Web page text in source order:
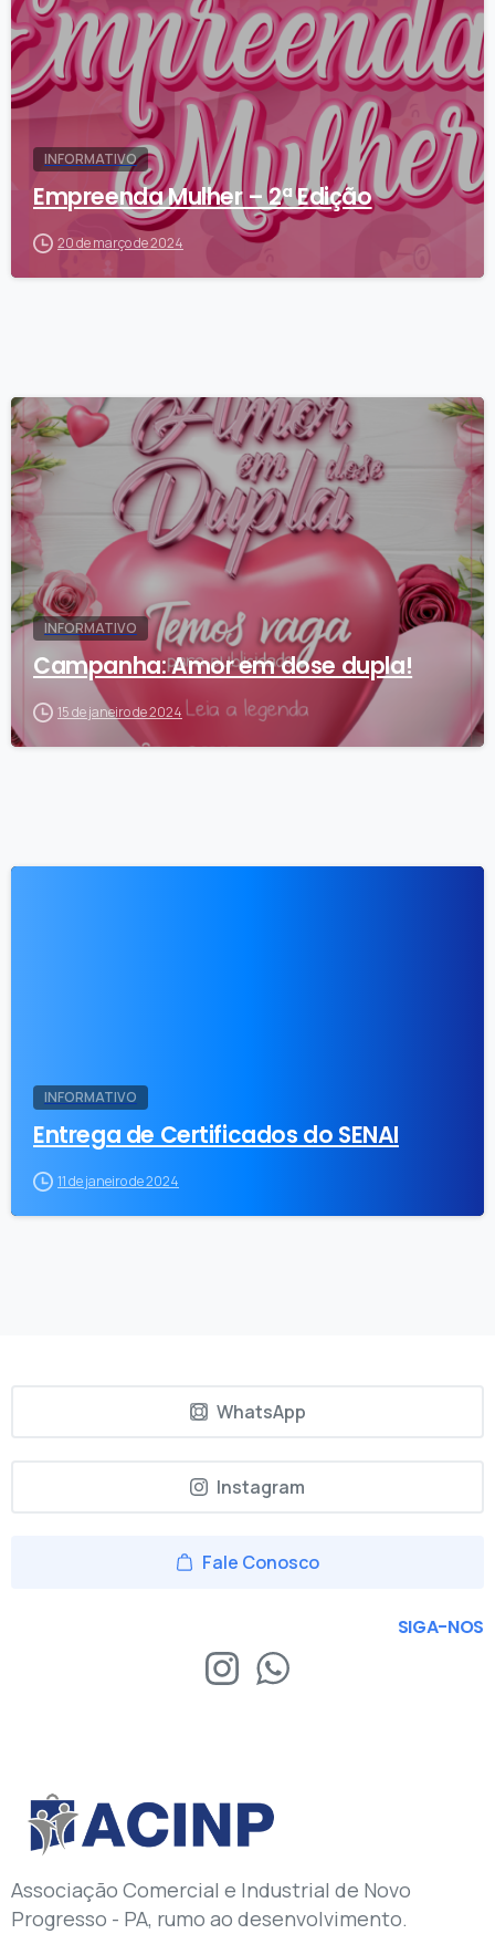
INFORMATIVO
Empreenda Mulher – 2ª Edição
20 de março de 2024
INFORMATIVO
Campanha: Amor em dose dupla!
15 de janeiro de 2024
INFORMATIVO
Entrega de Certificados do SENAI
11 de janeiro de 2024
WhatsApp
Instagram
Fale Conosco
SIGA-NOS
Associação Comercial e Industrial de Novo
Progresso - PA, rumo ao desenvolvimento.